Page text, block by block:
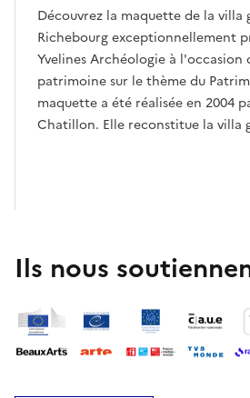
Découvrez la maquette de la villa
Richebourg exceptionnellement
Yvelines Archéologie à l'occasion
patrimoine sur le thème du
maquette a été réalisée en 2004
Chatillon. Elle reconstitue la villa
bâtiments et du jardin et de
maquette un programme
comprend:- Une vaste résidence
d'une galerie à colonnades et
pavillons de bain faisant face, au
Ils nous